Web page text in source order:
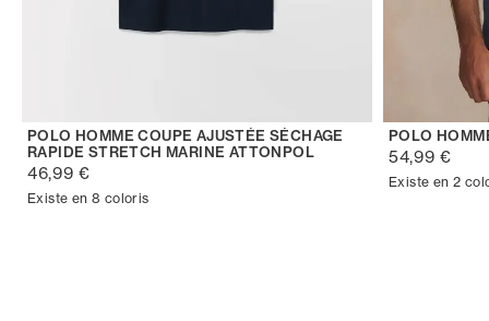
POLO HOMME COUPE AJUSTÉE SÉCHAGE
RAPIDE STRETCH MARINE ATTONPOL
46,99 €
Existe en 8 coloris
POLO
54,99 €
Existe en 2